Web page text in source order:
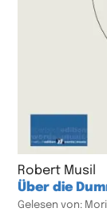
Robert Musil
Über die
Gelesen von: